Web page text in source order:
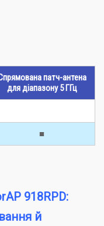
патч-антена
для діапазону 5 ГГц
■
918RPD:
й